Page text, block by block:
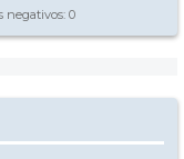
negativos: 0